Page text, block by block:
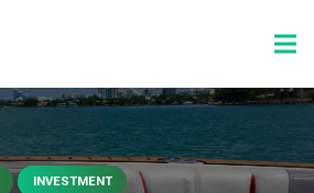
INVESTMENT